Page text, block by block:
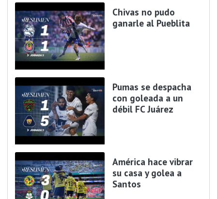
Chivas no pudo
ganarle al Pueblita
Pumas se despacha
con goleada a un
débil FC Juárez
América hace vibrar
su casa y golea a
Santos